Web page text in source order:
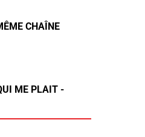
CHAÎNE
ME PLAIT -